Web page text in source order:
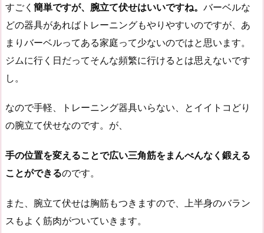
すごく 簡単ですが、腕立て伏せはいいですね。 バーベルな
どの器具があればトレーニングもやりやすいのですが、あ
まりバーベルってある家庭って少ないのではと思います。
ジムに行く日だってそんな頻繁に行けるとは思えないです
し。
なので手軽、トレーニング器具いらない、とイイトコどり
の腕立て伏せなのです。が、
手の位置を変えることで広い三角筋をまんべんなく鍛える
ことができるのです。
また、腕立て伏せは胸筋もつきますので、上半身のバラン
スもよく筋肉がついていきます。